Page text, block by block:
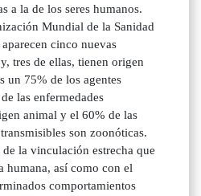
a la de los seres humanos.
Mundial de la Sanidad
cinco nuevas
tres de ellas, tienen origen
un 75% de los agentes
las enfermedades
animal y el 60% de las
son zoonóticas.
de la vinculación estrecha que
humana, así como con el
comportamientos